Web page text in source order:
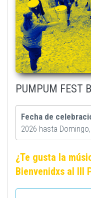
PUMPUM FEST
Fecha de
2026 hasta
¿Te gusta la
Bienvenidxs al III